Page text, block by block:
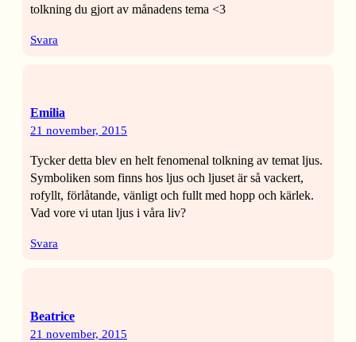
tolkning du gjort av månadens tema <3
Svara
Emilia
21 november, 2015
Tycker detta blev en helt fenomenal tolkning av temat ljus.
Symboliken som finns hos ljus och ljuset är så vackert,
rofyllt, förlåtande, vänligt och fullt med hopp och kärlek.
Vad vore vi utan ljus i våra liv?
Svara
Beatrice
21 november, 2015